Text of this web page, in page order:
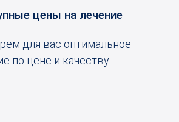
цены на лечение
для вас оптимальное
по цене и качеству